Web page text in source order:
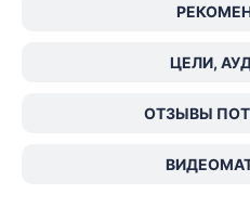
ЦЕЛИ,
ОТЗЫВЫ